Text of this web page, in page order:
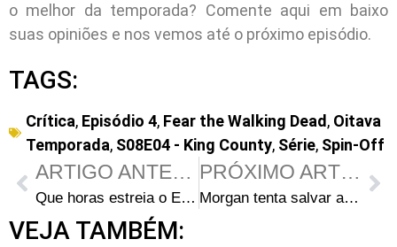
o melhor da temporada? Comente aqui em baixo
suas opiniões e nos vemos até o próximo episódio.
TAGS:
Crítica, Episódio 4, Fear the Walking Dead, Oitava
Temporada, S08E04 - King County, Série, Spin-Off
ARTIGO ANTERIOR
Que horas estreia o Episódio 4 da 8ª Temporada de Fear the Walking Dead no Brasil?
PRÓXIMO ARTIGO
Morgan tenta salvar a vida de Grace no trailer do próximo episódio de Fear the Walking Dead
VEJA TAMBÉM: